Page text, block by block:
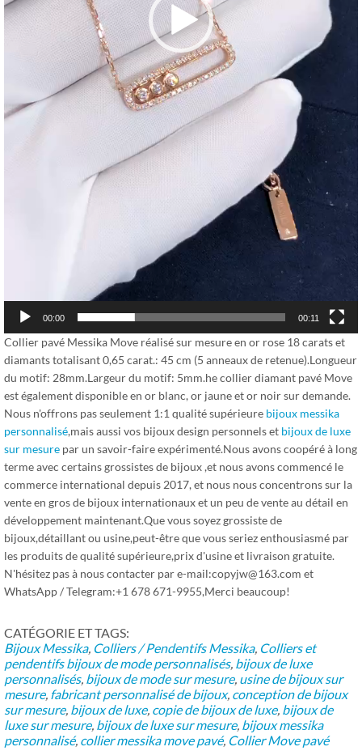
00:00 00:11
Collier pavé Messika Move réalisé sur mesure en or rose 18 carats et
diamants totalisant 0,65 carat.: 45 cm (5 anneaux de retenue).Longueur
du motif: 28mm.Largeur du motif: 5mm.he collier diamant pavé Move
est également disponible en or blanc, or jaune et or noir sur demande.
Nous n'offrons pas seulement 1:1 qualité supérieure bijoux messika
personnalisé,mais aussi vos bijoux design personnels et bijoux de luxe
sur mesure par un savoir-faire expérimenté.Nous avons coopéré à long
terme avec certains grossistes de bijoux ,et nous avons commencé le
commerce international depuis 2017, et nous nous concentrons sur la
vente en gros de bijoux internationaux et un peu de vente au détail en
développement maintenant.Que vous soyez grossiste de
bijoux,détaillant ou usine,peut-être que vous seriez enthousiasmé par
les produits de qualité supérieure,prix d'usine et livraison gratuite.
N'hésitez pas à nous contacter par e-mail:copyjw@163.com et
WhatsApp / Telegram:+1 678 671-9955,Merci beaucoup!
CATÉGORIE ET ​​TAGS:
Bijoux Messika, Colliers / Pendentifs Messika, Colliers et
pendentifs bijoux de mode personnalisés, bijoux de luxe
personnalisés, bijoux de mode sur mesure, usine de bijoux sur
mesure, fabricant personnalisé de bijoux, conception de bijoux
sur mesure, bijoux de luxe, copie de bijoux de luxe, bijoux de
luxe sur mesure, bijoux de luxe sur mesure, bijoux messika
personnalisé, collier messika move pavé, Collier Move pavé